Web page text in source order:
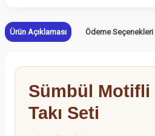
Ürün Açıklaması Ödeme Seçenekleri
Sümbül Motifli
Takı Seti